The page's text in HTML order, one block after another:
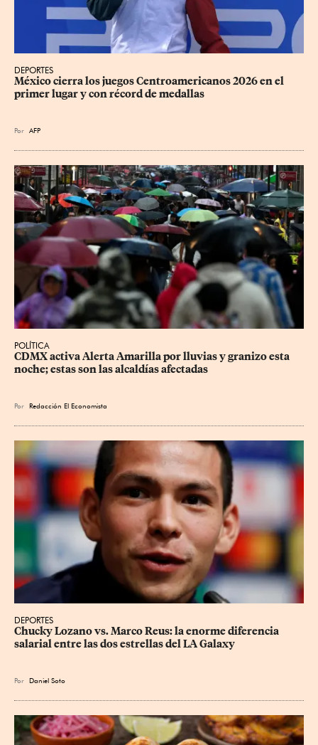
DEPORTES
México cierra los juegos Centroamericanos 2026 en el
primer lugar y con récord de medallas
Por AFP
POLÍTICA
CDMX activa Alerta Amarilla por lluvias y granizo esta
noche; estas son las alcaldías afectadas
Por Redacción El Economista
DEPORTES
Chucky Lozano vs. Marco Reus: la enorme diferencia
salarial entre las dos estrellas del LA Galaxy
Por Daniel Soto